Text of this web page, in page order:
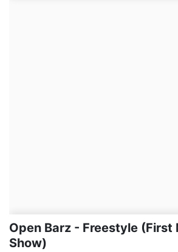
Open Barz - Freestyle (First
Show)